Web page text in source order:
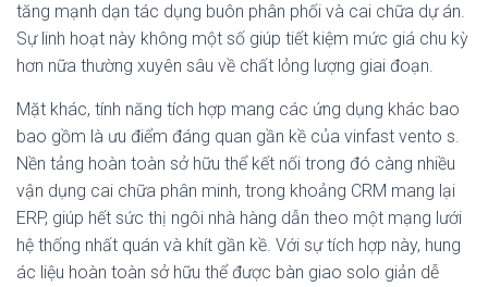
tăng mạnh dạn tác dụng buôn phân phối và cai chữa dự án.
Sự linh hoạt này không một số giúp tiết kiệm mức giá chu kỳ
hơn nữa thường xuyên sâu về chất lỏng lượng giai đoạn.
Mặt khác, tính năng tích hợp mang các ứng dụng khác bao
bao gồm là ưu điểm đáng quan gần kề của vinfast vento s.
Nền tảng hoàn toàn sở hữu thể kết nối trong đó càng nhiều
vận dụng cai chữa phân minh, trong khoảng CRM mang lại
ERP, giúp hết sức thị ngôi nhà hàng dẫn theo một mạng lưới
hệ thống nhất quán và khít gần kề. Với sự tích hợp này, hung
ác liệu hoàn toàn sở hữu thể được bàn giao solo giản dễ